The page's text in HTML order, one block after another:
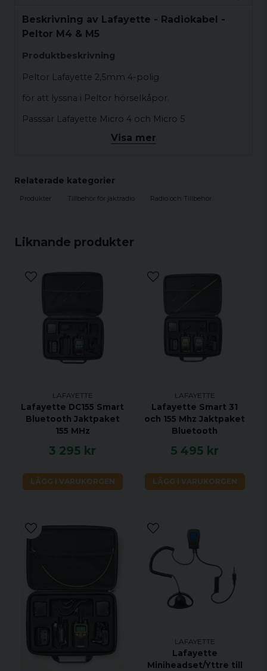
Liknande produkter
LAFAYETTE
Lafayette DC155 Smart
Bluetooth Jaktpaket
155 MHz
3 295 kr
LÄGG I VARUKORGEN
LAFAYETTE
Lafayette Smart 31
och 155 Mhz Jaktpaket
Bluetooth
5 495 kr
LÄGG I VARUKORGEN
LAFAYETTE
Lafayette
Miniheadset/Yttre till
Beskrivning av Lafayette - Radiokabel -
Peltor M4 & M5
Produktbeskrivning
Peltor Lafayette 2,5mm 4-polig
för att lyssna i Peltor hörselkåpor.
Passsar Lafayette Micro 4 och Micro 5
Visa mer
Relaterade kategorier
Produkter Tillbehör för jaktradio Radio och Tillbehör